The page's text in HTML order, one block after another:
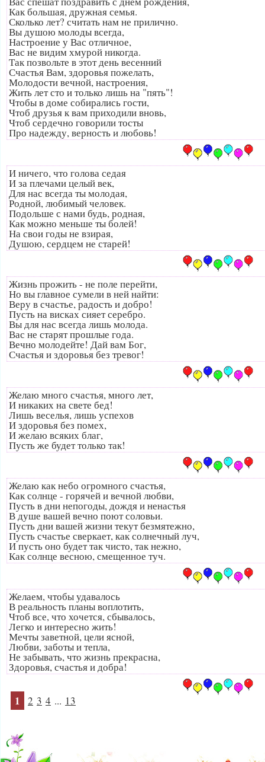
Как большая, дружная семья.
Сколько лет? считать нам не прилично.
Вы душою молоды всегда,
Настроение у Вас отличное,
Вас не видим хмурой никогда.
Так позвольте в этот день весенний
Счастья Вам, здоровья пожелать,
Молодости вечной, настроения,
Жить лет сто и только лишь на "пять"!
Чтобы в доме собирались гости,
Чтоб друзья к вам приходили вновь,
Чтоб сердечно говорили тосты
Про надежду, верность и любовь!
И ничего, что голова седая
И за плечами целый век,
Для нас всегда ты молодая,
Родной, любимый человек.
Подольше с нами будь, родная,
Как можно меньше ты болей!
На свои годы не взирая,
Душою, сердцем не старей!
Жизнь прожить - не поле перейти,
Но вы главное сумели в ней найти:
Веру в счастье, радость и добро!
Пусть на висках сияет серебро.
Вы для нас всегда лишь молода.
Вас не старят прошлые года.
Вечно молодейте! Дай вам Бог,
Счастья и здоровья без тревог!
Желаю много счастья, много лет,
И никаких на свете бед!
Лишь веселья, лишь успехов
И здоровья без помех,
И желаю всяких благ,
Пусть же будет только так!
Желаю как небо огромного счастья,
Как солнце - горячей и вечной любви,
Пусть в дни непогоды, дождя и ненастья
В душе вашей вечно поют соловьи.
Пусть дни вашей жизни текут безмятежно,
Пусть счастье сверкает, как солнечный луч,
И пусть оно будет так чисто, так нежно,
Как солнце весною, смещенное туч.
Желаем, чтобы удавалось
В реальность планы воплотить,
Чтоб все, что хочется, сбывалось,
Легко и интересно жить!
Мечты заветной, цели ясной,
Любви, заботы и тепла,
Не забывать, что жизнь прекрасна,
Здоровья, счастья и добра!
1 2 3 4 ... 13